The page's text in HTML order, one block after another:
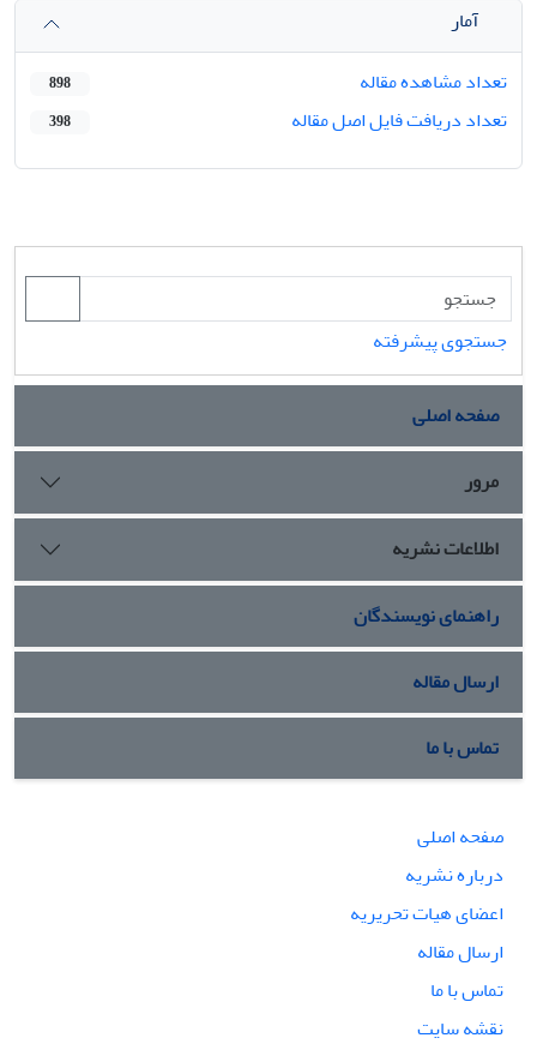
آمار
تعداد مشاهده مقاله
898
تعداد دریافت فایل اصل مقاله 398
جستجوی پیشرفته
صفحه اصلی
مرور
اطلاعات نشریه
راهنمای نویسندگان
ارسال مقاله
تماس با ما
صفحه اصلی
درباره نشریه
اعضای هیات تحریریه
ارسال مقاله
تماس با ما
نقشه سایت